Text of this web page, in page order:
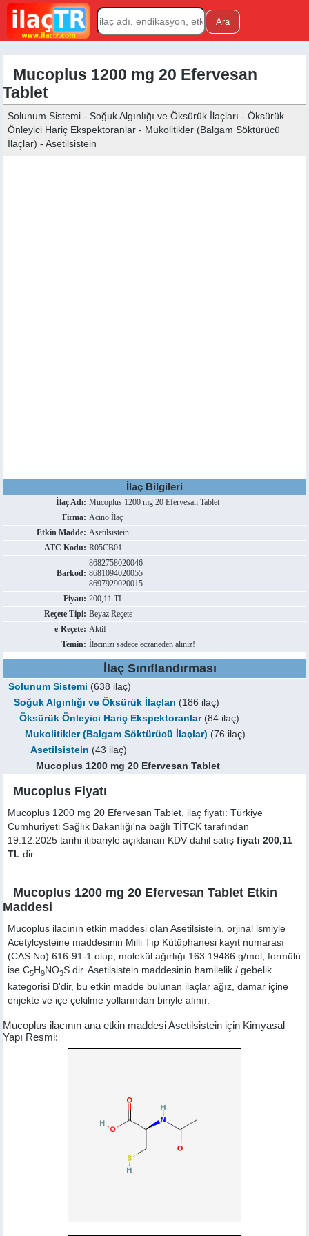
Mucoplus 1200 mg 20 Efervesan
Tablet
Solunum Sistemi - Soğuk Algınlığı ve Öksürük İlaçları - Öksürük
Önleyici Hariç Ekspektoranlar - Mukolitikler (Balgam Söktürücü
İlaçlar) - Asetilsistein
İlaç Bilgileri
İlaç Adı: Mucoplus 1200 mg 20 Efervesan Tablet
Firma: Acino İlaç
Etkin Madde: Asetilsistein
ATC Kodu: R05CB01
Barkod:
8682758020046
8681094020055
8697929020015
Fiyatı: 200,11 TL
Reçete Tipi: Beyaz Reçete
e-Reçete: Aktif
Temin: İlacınızı sadece eczaneden alınız!
İlaç Sınıflandırması
Solunum Sistemi (638 ilaç)
Soğuk Algınlığı ve Öksürük İlaçları (186 ilaç)
Öksürük Önleyici Hariç Ekspektoranlar(84 ilaç)
Mukolitikler (Balgam Söktürücü İlaçlar) (76 ilaç)
Asetilsistein (43 ilaç)
Mucoplus 1200 mg 20 Efervesan Tablet
Mucoplus Fiyatı
Mucoplus 1200 mg 20 Efervesan Tablet, ilaç fiyatı: Türkiye
Cumhuriyeti Sağlık Bakanlığı'na bağlı TİTCK tarafından
19.12.2025 tarihi itibariyle açıklanan KDV dahil satışfiyatı 200,11
TL dir.
Mucoplus 1200 mg 20 Efervesan Tablet Etkin
Maddesi
Mucoplus ilacının etkin maddesi olan Asetilsistein, orjinal ismiyle
Acetylcysteine maddesinin Milli Tıp Kütüphanesi kayıt numarası
(CAS No) 616-91-1 olup, molekül ağırlığı 163.19486 g/mol, formülü
ise C5H9NO3S dir. Asetilsistein maddesinin hamilelik / gebelik
kategorisi B'dir, bu etkin madde bulunan ilaçlar ağız, damar içine
enjekte ve içe çekilme yollarından biriyle alınır.
Mucoplus ilacının ana etkin maddesi Asetilsistein için Kimyasal
Yapı Resmi: